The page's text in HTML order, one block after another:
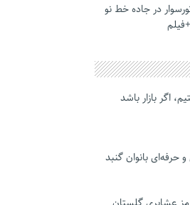
در جاده خط نو
اگر بازار باشد
و حرفه‌ای بانوان گنبد